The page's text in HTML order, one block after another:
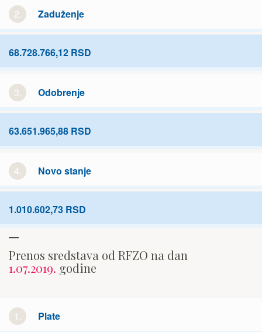
2. Zaduženje
68.728.766,12 RSD
3. Odobrenje
63.651.965,88 RSD
4. Novo stanje
1.010.602,73 RSD
Prenos sredstava od RFZO na dan
1.07.2019. godine
1. Plate